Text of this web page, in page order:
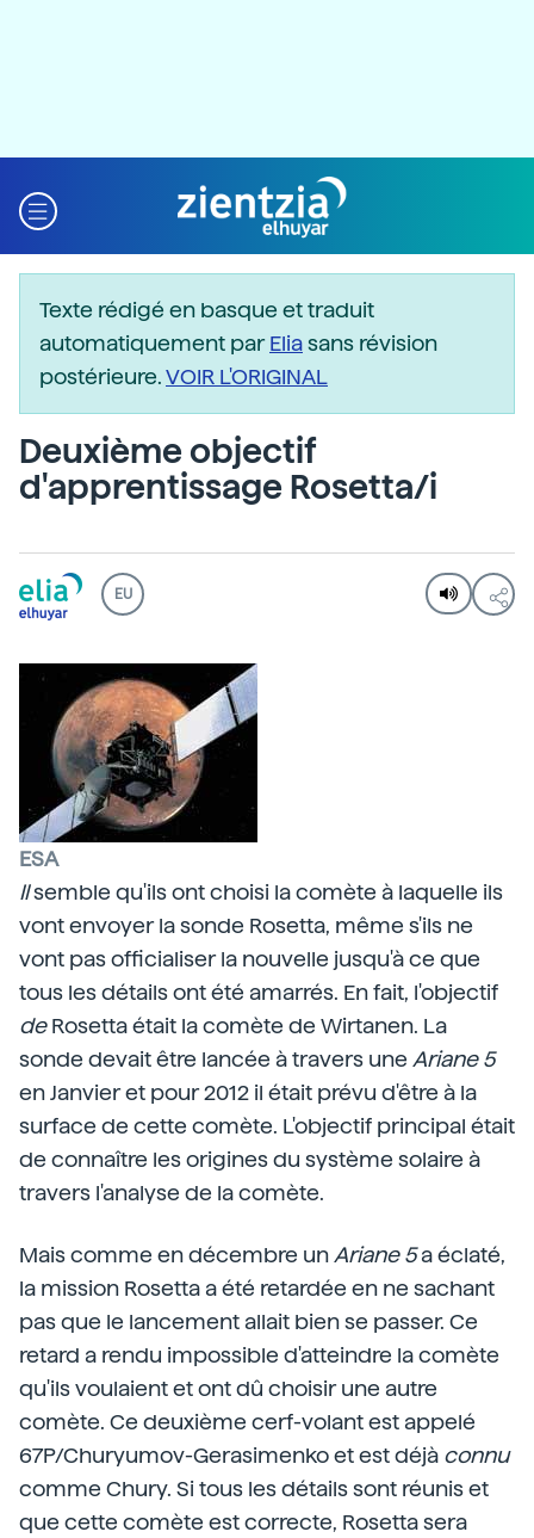
Texte rédigé en basque et traduit
automatiquement parEliasans révision
postérieure.VOIR L'ORIGINAL
Deuxième objectif
d'apprentissage Rosetta/i
EU
ESA
Ilsemble qu'ils ont choisi la comète à laquelle ils
vont envoyer la sonde Rosetta, même s'ils ne
vont pas officialiser la nouvelle jusqu'à ce que
tous les détails ont été amarrés. En fait, l'objectif
deRosetta était la comète de Wirtanen. La
sonde devait être lancée à travers une Ariane 5
en Janvier et pour 2012 il était prévu d'être à la
surface de cette comète. L'objectif principal était
de connaître les origines du système solaire à
travers l'analyse de la comète.
Mais comme en décembre un Ariane 5a éclaté,
la mission Rosetta a été retardée en ne sachant
pas que le lancement allait bien se passer. Ce
retard a rendu impossible d'atteindre la comète
qu'ils voulaient et ont dû choisir une autre
comète. Ce deuxième cerf-volant est appelé
67P/Churyumov-Gerasimenko et est déjà connu
comme Chury. Si tous les détails sont réunis et
que cette comète est correcte, Rosetta sera